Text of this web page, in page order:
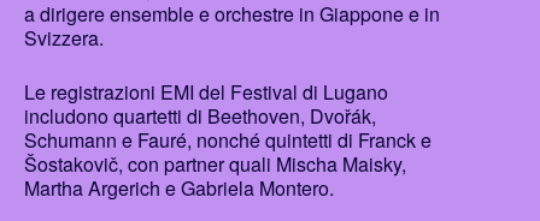
a dirigere ensemble e orchestre in Giappone e in
Svizzera.
Le registrazioni EMI del Festival di Lugano
includono quartetti di Beethoven, Dvořák,
Schumann e Fauré, nonché quintetti di Franck e
Šostakovič, con partner quali Mischa Maisky,
Martha Argerich e Gabriela Montero.